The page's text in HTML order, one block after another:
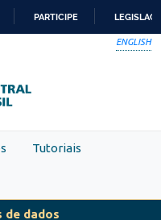
PARTICIPE
ENGLISH
Tutoriais
de dados